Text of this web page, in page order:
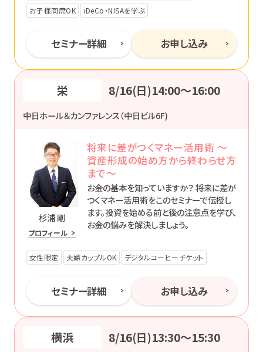
お子様同席OK
iDeCo・NISAを学ぶ
セミナー詳細 お申し込み
栄 8/16(日)14:00〜16:00
中日ホール＆カンファレンス（中日ビル6F)
杉浦 剛
プロフィール
将来に差がつくマネー活用術 ～
資産形成の始め方から終わらせ方
まで～
お金の基本を知っていますか？ 将来に差が
つくマネー活用術をこのセミナーで伝授し
ます。投資を始める前と後の注意点を学び、
お金の悩みを解決しましょう。
女性限定 夫婦カップルOK デジタルコーヒーチケット
セミナー詳細 お申し込み
横浜 8/16(日)13:30〜15:30